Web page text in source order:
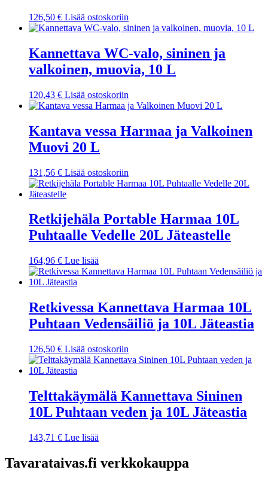
126,50 € Lisää ostoskoriin
Kannettava WC-valo, sininen ja
valkoinen, muovia, 10 L
120,43 € Lisää ostoskoriin
Kantava vessa Harmaa ja Valkoinen
Muovi 20 L
131,56 € Lisää ostoskoriin
Retkijehäla Portable Harmaa 10L
Puhtaalle Vedelle 20L Jäteastelle
164,96 € Lue lisää
Retkivessa Kannettava Harmaa 10L
Puhtaan Vedensäiliö ja 10L Jäteastia
126,50 € Lisää ostoskoriin
Telttakäymälä Kannettava Sininen
10L Puhtaan veden ja 10L Jäteastia
143,71 € Lue lisää
Tavarataivas.fi verkkokauppa